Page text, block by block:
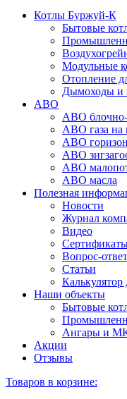
Котлы Буржуй-К
Бытовые
Модульные
Отопление
Дымоходы и
АВО
АВО
АВО газа на
АВО
АВО
АВО
АВО масла
Полезная
Новости
Журнал
Видео
Вопрос-ответ
Статьи
Наши объекты
Бытовые
Ангары и
Акции
Отзывы
Товаров в корзине: